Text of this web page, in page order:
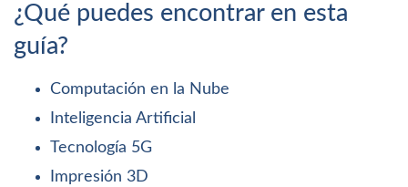
¿Qué puedes encontrar en esta
guía?
Computación en la Nube
Inteligencia Artificial
Tecnología 5G
Impresión 3D